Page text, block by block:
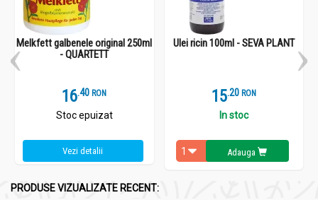
Melkfett galbenele original 250ml
- QUARTETT
16.4 RON
Stoc epuizat
Vezi detalii
Ulei ricin 100ml - SEVA PLANT
15.2 RON
In stoc
Adauga
PRODUSE VIZUALIZATE RECENT: